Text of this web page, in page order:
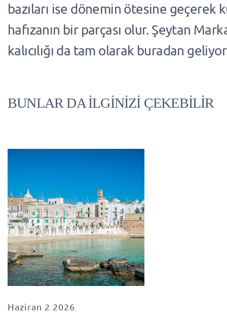
bazıları ise dönemin ötesine geçerek
hafızanın bir parçası olur. Şeytan
kalıcılığı da tam olarak buradan
BUNLAR DA İLGİNİZİ ÇEKEBİLİR
Haziran 2 2026